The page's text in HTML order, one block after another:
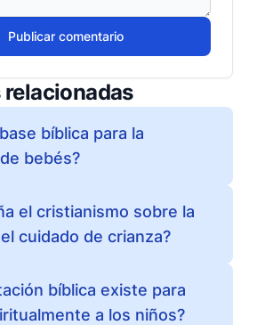
Publicar comentario
relacionadas
bíblica para la
bebés?
el cristianismo sobre la
cuidado de crianza?
bíblica existe para
a los niños?